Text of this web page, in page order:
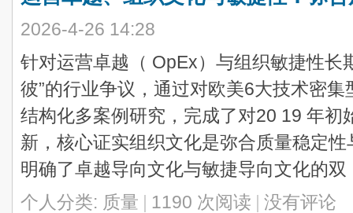
2026-4-26 14:28
针对运营卓越（ OpEx）与组织敏捷性长
彼”的行业争议，通过对欧美6大技术密
结构化多案例研究，完成了对20 19 年初
新，核心证实组织文化是弥合质量稳定
明确了卓越导向文化与敏捷导向文化的双
个人分类: 质量 | 1190 次阅读 | 没有评论